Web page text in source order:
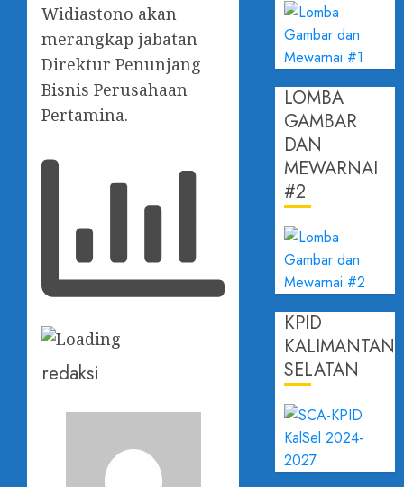
Widiastono akan
merangkap jabatan
Direktur Penunjang
Bisnis Perusahaan
Pertamina.
redaksi
LOMBA
GAMBAR
DAN
MEWARNAI
#2
KPID
KALIMANTAN
SELATAN